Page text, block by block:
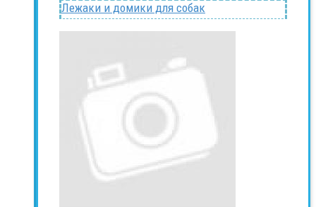
Лежаки и домики для собак